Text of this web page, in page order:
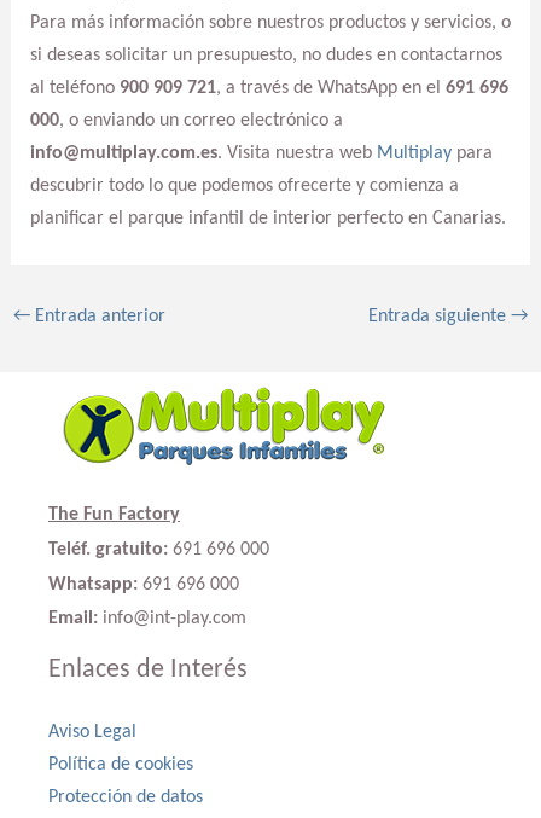
Para más información sobre nuestros productos y servicios, o
si deseas solicitar un presupuesto, no dudes en contactarnos
al teléfono 900 909 721, a través de WhatsApp en el 691 696
000, o enviando un correo electrónico a
info@multiplay.com.es. Visita nuestra web Multiplaypara
descubrir todo lo que podemos ofrecerte y comienza a
planificar el parque infantil de interior perfecto en Canarias.
←Entrada anterior Entrada siguiente→
The Fun Factory
Teléf. gratuito: 691 696 000
Whatsapp: 691 696 000
Email: info@int-play.com
Enlaces de Interés
Aviso Legal
Política de cookies
Protección de datos